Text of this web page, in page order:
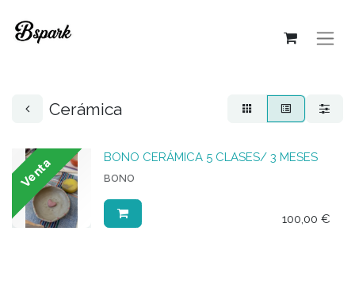
Cerámica
Venta
BONO CERÁMICA 5 CLASES/ 3 MESES
BONO
100,00 €